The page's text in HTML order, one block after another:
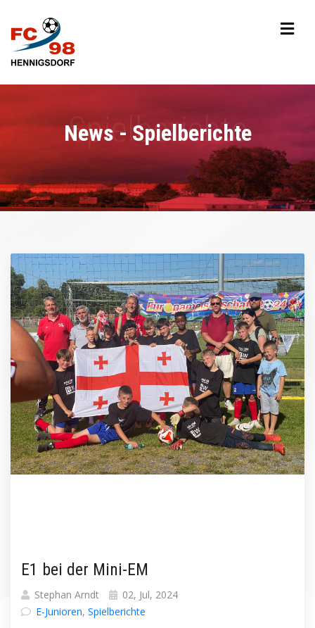
News - Spielberichte
E1 bei der Mini-EM
Stephan Arndt
02, Jul, 2024
E-Junioren, Spielberichte